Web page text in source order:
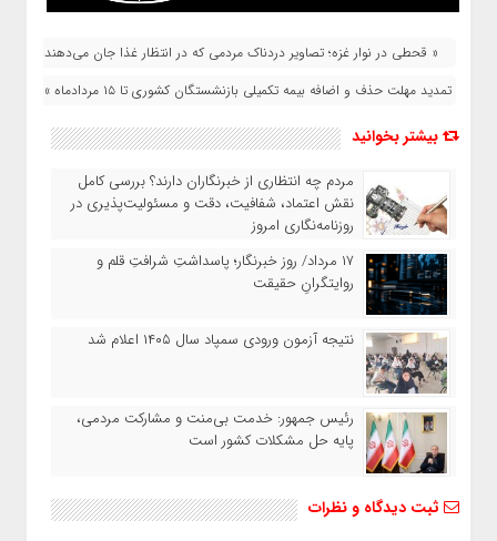
« قحطی در نوار غزه؛ تصاویر دردناک مردمی که در انتظار غذا جان می‌دهند!
تمدید مهلت حذف و اضافه بیمه تکمیلی بازنشستگان کشوری تا ۱۵ مردادماه »
بیشتر بخوانید
مردم چه انتظاری از خبرنگاران دارند؟ بررسی کامل
نقش اعتماد، شفافیت، دقت و مسئولیت‌پذیری در
روزنامه‌نگاری امروز
۱۷ مرداد/ روز خبرنگار؛ پاسداشتِ شرافتِ قلم و
روایتگرانِ حقیقت
نتیجه آزمون ورودی سمپاد سال ۱۴۰۵ اعلام شد
رئیس جمهور: خدمت بی‌منت و مشارکت مردمی،
پایه حل مشکلات کشور است
ثبت دیدگاه و نظرات